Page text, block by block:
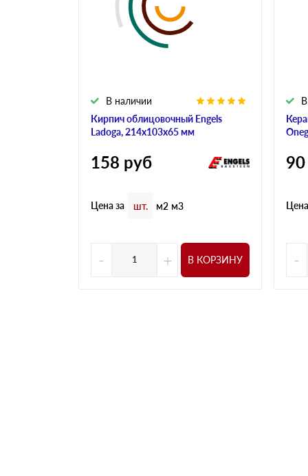
Кирпич облицовочный Engels
Ladoga, 214х103х65 мм
В наличии
158 руб
Цена за шт. м2 м3
- + В КОРЗИНУ
90
-